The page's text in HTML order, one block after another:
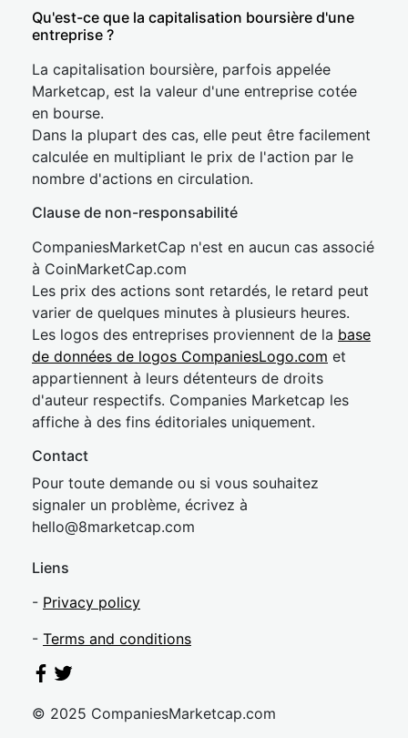
Qu'est-ce que la capitalisation boursière d'une
entreprise ?
La capitalisation boursière, parfois appelée
Marketcap, est la valeur d'une entreprise cotée
en bourse.
Dans la plupart des cas, elle peut être facilement
calculée en multipliant le prix de l'action par le
nombre d'actions en circulation.
Clause de non-responsabilité
CompaniesMarketCap n'est en aucun cas associé
à CoinMarketCap.com
Les prix des actions sont retardés, le retard peut
varier de quelques minutes à plusieurs heures.
Les logos des entreprises proviennent de la base
de données de logos CompaniesLogo.com et
appartiennent à leurs détenteurs de droits
d'auteur respectifs. Companies Marketcap les
affiche à des fins éditoriales uniquement.
Contact
Pour toute demande ou si vous souhaitez
signaler un problème, écrivez à
hello@8marketcap.com
Liens
- Privacy policy
- Terms and conditions
© 2025 CompaniesMarketcap.com